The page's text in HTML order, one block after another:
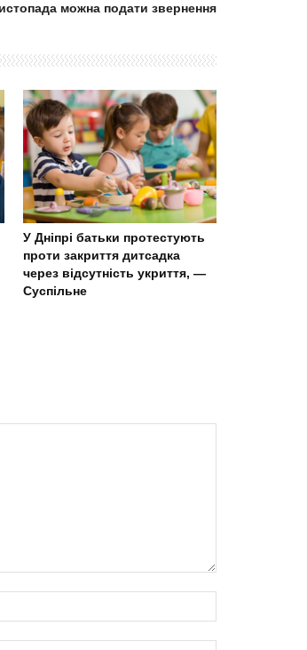
можна подати звернення
У Дніпрі батьки протестують
проти закриття дитсадка
через відсутність укриття, —
Суспільне